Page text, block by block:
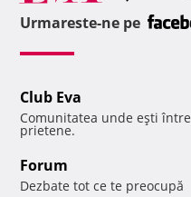
Urmareste-ne pe
Club Eva
Comunitatea unde eşti între
prietene.
Forum
Dezbate tot ce te preocupă